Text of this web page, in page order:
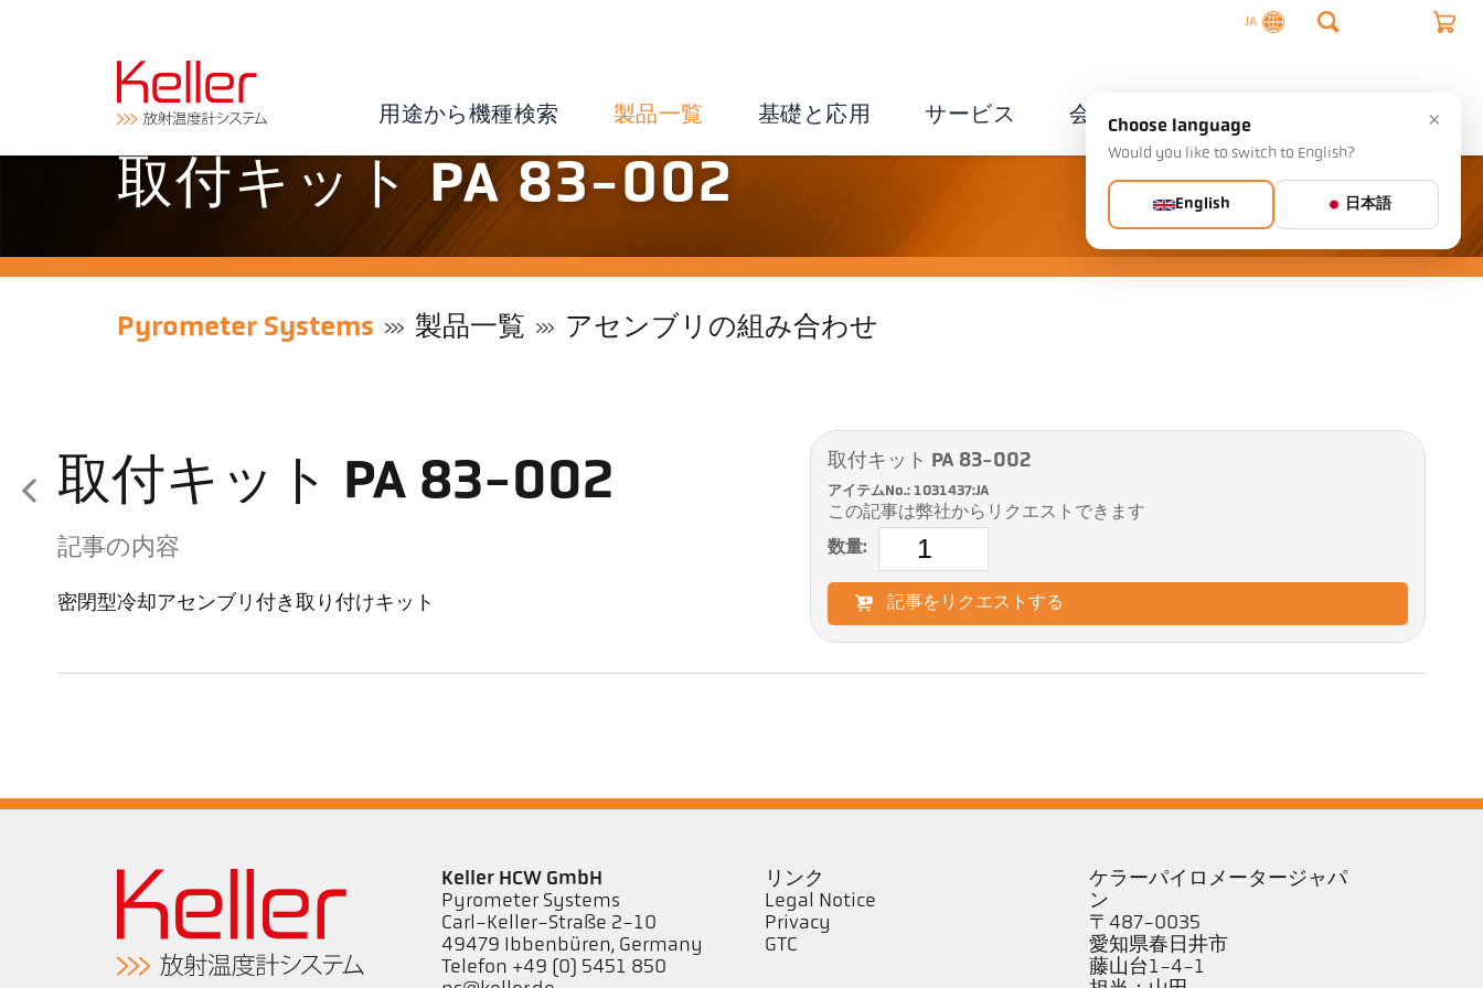
JA
用途から機種検索 製品一覧 基礎と応用 サービス 会社概要
取付キット PA 83-002
Pyrometer Systems 製品一覧 アセンブリの組み合わせ
取付キット PA 83-002
記事の内容
密閉型冷却アセンブリ付き取り付けキット
取付キット PA 83-002
アイテムNo.: 1031437:JA
この記事は弊社からリクエストできます
数量:
記事をリクエストする
Keller HCW GmbH
Pyrometer Systems
Carl-Keller-Straße 2-10
49479 Ibbenbüren, Germany
Telefon +49 (0) 5451 850
リンク
Legal Notice
Privacy
GTC
ケラーパイロメータージャパ
ン
〒487-0035
愛知県春日井市
藤山台1-4-1
×
Choose language
Would you like to switch to English?
English 日本語